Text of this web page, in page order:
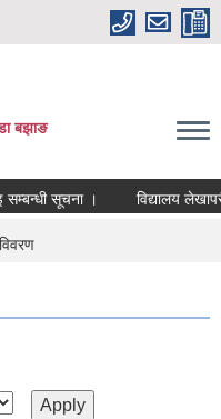
बझाङ
सूचना । विद्यालय